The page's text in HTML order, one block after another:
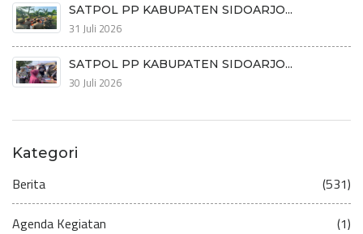
SATPOL PP KABUPATEN SIDOARJO...
31 Juli 2026
SATPOL PP KABUPATEN SIDOARJO...
30 Juli 2026
Kategori
Berita (531)
Agenda Kegiatan (1)